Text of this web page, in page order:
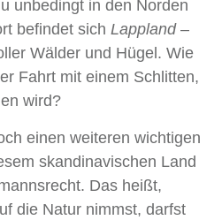
unbedingt in den Norden
befindet sich Lappland–
Wälder und Hügel. Wie
Fahrt mit einem Schlitten,
wird?
einen weiteren wichtigen
skandinavischen Land
Das heißt,
die Natur nimmst, darfst